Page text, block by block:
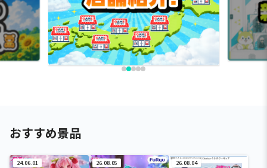
おすすめ景品
24.06.01 26.08.05 26.08.04